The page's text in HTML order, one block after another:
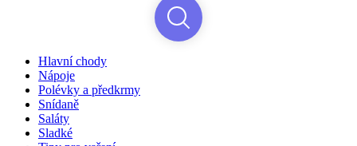
Hlavní chody
Nápoje
Polévky a předkrmy
Snídaně
Saláty
Sladké